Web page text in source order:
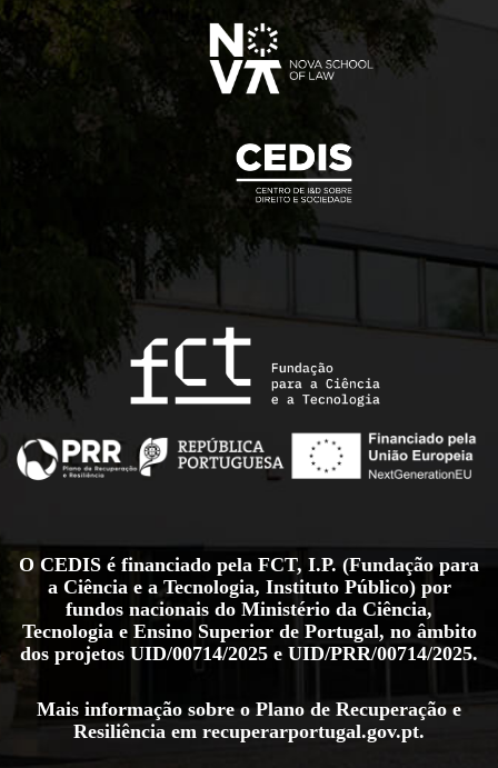
O CEDIS é financiado pela FCT, I.P. (Fundação para
a Ciência e a Tecnologia, Instituto Público) por
fundos nacionais do Ministério da Ciência,
Tecnologia e Ensino Superior de Portugal, no âmbito
dos projetos UID/00714/2025 e UID/PRR/00714/2025.
Mais informação sobre o Plano de Recuperação e
Resiliência em recuperarportugal.gov.pt.